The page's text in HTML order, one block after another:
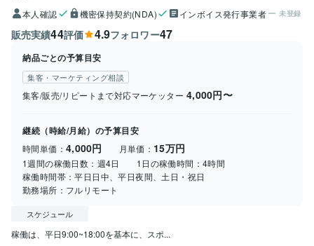
本人確認 機密保持契約(NDA) インボイス発行事業者 未登録
販売実績44評価 4.9フォロワー47
納品ごとの予算目安
集客・マーケティング相談
集客/販売/リピートまで対応マーケッター 4,000円〜
継続（時給/月給）の予算目安
時間単価： 4,000円 月単価： 15万円
1週間の稼働日数： 週4日 1日の稼働時間：4時間
稼働時間帯：平日日中、平日夜間、土日・祝日
勤務場所： フルリモート
スケジュール
稼働は、平日9:00~18:00を基本に、スポ...